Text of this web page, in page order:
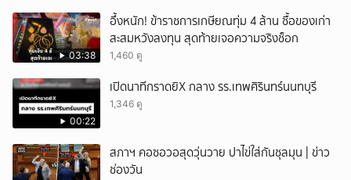
03:38
อึ้งหนัก! ข้าราชการเกษียณทุ่ม 4 ล้าน ซื้อของเก่า
สะสมหวังลงทุน สุดท้ายเจอความจริงช็อก
1,460 ดู
00:22
เปิดนาทีกราดยิX กลาง รร.เทพศิรินทร์นนทบุรี
1,346 ดู
สภาฯ คอซอวอสุดวุ่นวาย ปาไข่ใส่กันชุลมุน | ข่าว
ช่องวัน